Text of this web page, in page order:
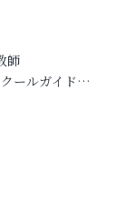
師
ールガイド…